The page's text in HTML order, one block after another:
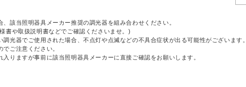
該当照明器具メーカー推奨の調光器を組み合わせください。
書や取扱説明書などでご確認くださいませ。)
光器でご使用された場合、不点灯や点滅などの不具合症状が出る可能性がございます。
ご注意ください。
りますが事前に該当照明器具メーカーに直接ご確認をお願いします。